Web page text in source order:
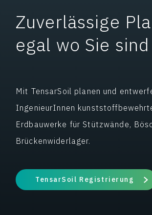
Zuverlässige
egal wo Sie sind
Mit TensarSoil planen und
IngenieurInnen
Erdbauwerke für Stützwände,
Brückenwiderlager.
TensarSoil Registrierung